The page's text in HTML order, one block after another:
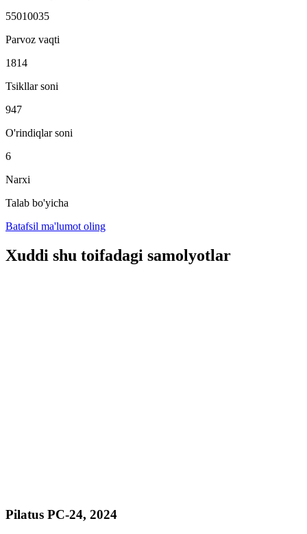
55010035
Parvoz vaqti
1814
Tsikllar soni
947
O'rindiqlar soni
6
Narxi
Talab bo'yicha
Batafsil ma'lumot oling
Xuddi shu toifadagi samolyotlar
Pilatus PC-24, 2024